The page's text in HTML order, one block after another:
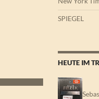
SPIEGEL
HEUTE IM